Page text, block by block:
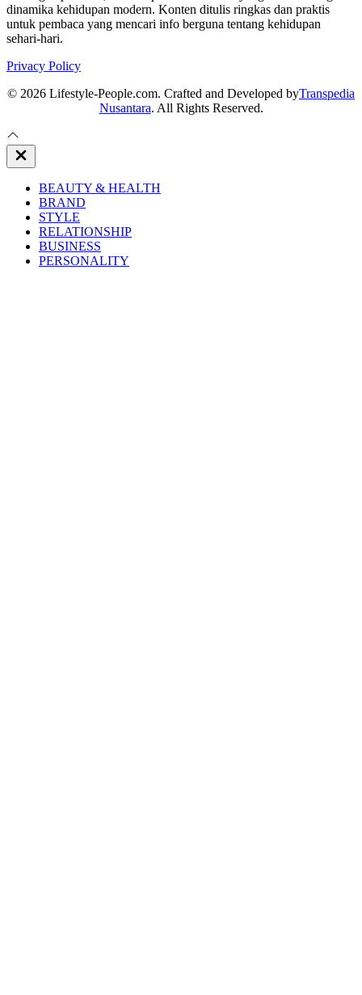
dinamika kehidupan modern. Konten ditulis ringkas dan praktis
untuk pembaca yang mencari info berguna tentang kehidupan
sehari-hari.
Privacy Policy
© 2026 Lifestyle-People.com. Crafted and Developed byTranspedia
Nusantara. All Rights Reserved.
Close
Off
BEAUTY & HEALTH
BRAND
STYLE
RELATIONSHIP
BUSINESS
PERSONALITY